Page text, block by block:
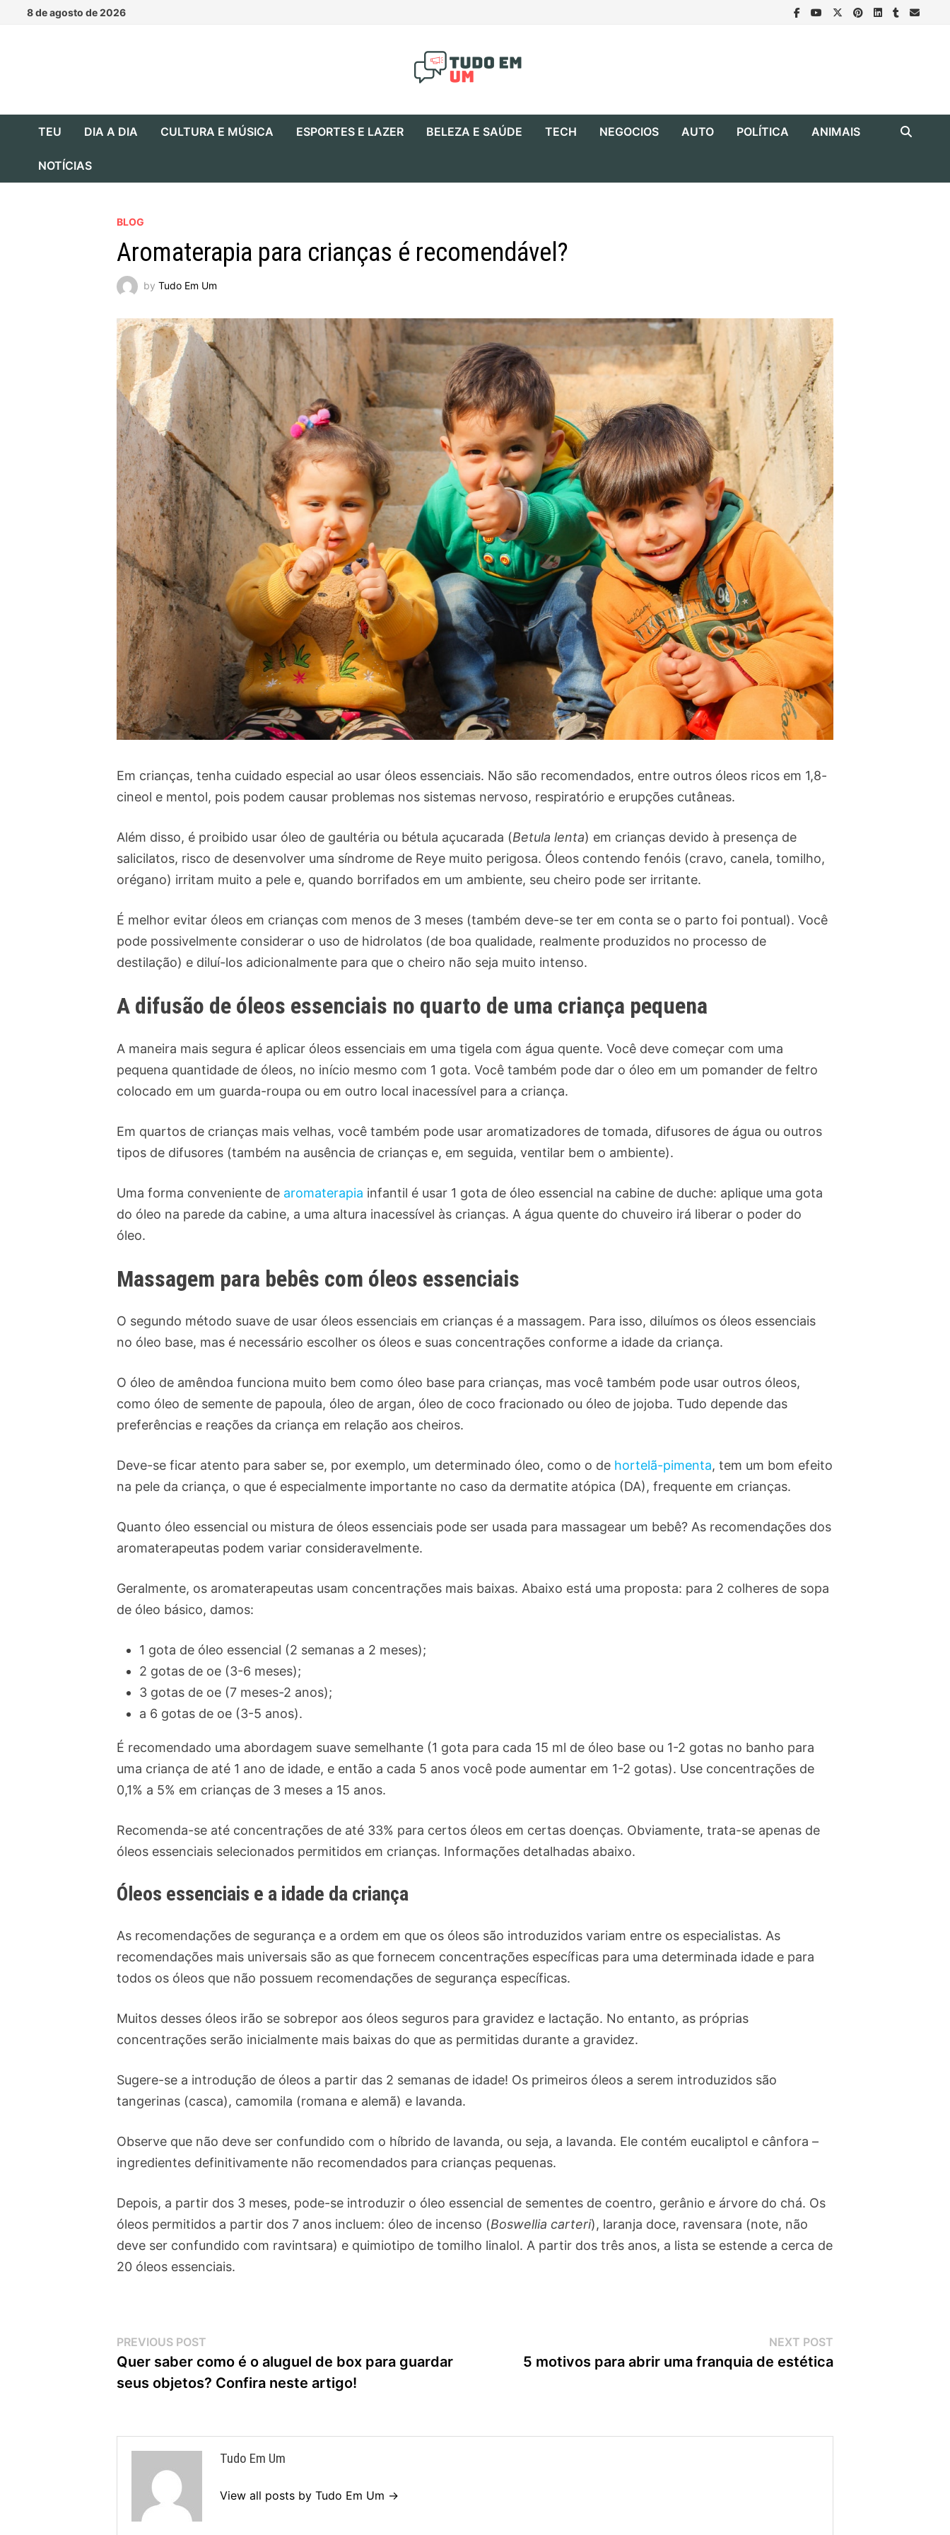
8 de agosto de 2026
TEU DIA A DIA CULTURA E MÚSICA ESPORTES E LAZER BELEZA E SAÚDE TECH NEGOCIOS AUTO POLÍTICA ANIMAIS
NOTÍCIAS
BLOG
Aromaterapia para crianças é recomendável?
byTudo Em Um
Em crianças, tenha cuidado especial ao usar óleos essenciais. Não são recomendados, entre outros óleos ricos em 1,8-
cineol e mentol, pois podem causar problemas nos sistemas nervoso, respiratório e erupções cutâneas.
Além disso, é proibido usar óleo de gaultéria ou bétula açucarada (Betula lenta) em crianças devido à presença de
salicilatos, risco de desenvolver uma síndrome de Reye muito perigosa. Óleos contendo fenóis (cravo, canela, tomilho,
orégano) irritam muito a pele e, quando borrifados em um ambiente, seu cheiro pode ser irritante.
É melhor evitar óleos em crianças com menos de 3 meses (também deve-se ter em conta se o parto foi pontual). Você
pode possivelmente considerar o uso de hidrolatos (de boa qualidade, realmente produzidos no processo de
destilação) e diluí-los adicionalmente para que o cheiro não seja muito intenso.
A difusão de óleos essenciais no quarto de uma criança pequena
A maneira mais segura é aplicar óleos essenciais em uma tigela com água quente. Você deve começar com uma
pequena quantidade de óleos, no início mesmo com 1 gota. Você também pode dar o óleo em um pomander de feltro
colocado em um guarda-roupa ou em outro local inacessível para a criança.
Em quartos de crianças mais velhas, você também pode usar aromatizadores de tomada, difusores de água ou outros
tipos de difusores (também na ausência de crianças e, em seguida, ventilar bem o ambiente).
Uma forma conveniente de aromaterapia infantil é usar 1 gota de óleo essencial na cabine de duche: aplique uma gota
do óleo na parede da cabine, a uma altura inacessível às crianças. A água quente do chuveiro irá liberar o poder do
óleo.
Massagem para bebês com óleos essenciais
O segundo método suave de usar óleos essenciais em crianças é a massagem. Para isso, diluímos os óleos essenciais
no óleo base, mas é necessário escolher os óleos e suas concentrações conforme a idade da criança.
O óleo de amêndoa funciona muito bem como óleo base para crianças, mas você também pode usar outros óleos,
como óleo de semente de papoula, óleo de argan, óleo de coco fracionado ou óleo de jojoba. Tudo depende das
preferências e reações da criança em relação aos cheiros.
Deve-se ficar atento para saber se, por exemplo, um determinado óleo, como o de hortelã-pimenta, tem um bom efeito
na pele da criança, o que é especialmente importante no caso da dermatite atópica (DA), frequente em crianças.
Quanto óleo essencial ou mistura de óleos essenciais pode ser usada para massagear um bebê? As recomendações dos
aromaterapeutas podem variar consideravelmente.
Geralmente, os aromaterapeutas usam concentrações mais baixas. Abaixo está uma proposta: para 2 colheres de sopa
de óleo básico, damos:
1 gota de óleo essencial (2 semanas a 2 meses);
2 gotas de oe (3-6 meses);
3 gotas de oe (7 meses-2 anos);
a 6 gotas de oe (3-5 anos).
É recomendado uma abordagem suave semelhante (1 gota para cada 15 ml de óleo base ou 1-2 gotas no banho para
uma criança de até 1 ano de idade, e então a cada 5 anos você pode aumentar em 1-2 gotas). Use concentrações de
0,1% a 5% em crianças de 3 meses a 15 anos.
Recomenda-se até concentrações de até 33% para certos óleos em certas doenças. Obviamente, trata-se apenas de
óleos essenciais selecionados permitidos em crianças. Informações detalhadas abaixo.
Óleos essenciais e a idade da criança
As recomendações de segurança e a ordem em que os óleos são introduzidos variam entre os especialistas. As
recomendações mais universais são as que fornecem concentrações específicas para uma determinada idade e para
todos os óleos que não possuem recomendações de segurança específicas.
Muitos desses óleos irão se sobrepor aos óleos seguros para gravidez e lactação. No entanto, as próprias
concentrações serão inicialmente mais baixas do que as permitidas durante a gravidez.
Sugere-se a introdução de óleos a partir das 2 semanas de idade! Os primeiros óleos a serem introduzidos são
tangerinas (casca), camomila (romana e alemã) e lavanda.
Observe que não deve ser confundido com o híbrido de lavanda, ou seja, a lavanda. Ele contém eucaliptol e cânfora –
ingredientes definitivamente não recomendados para crianças pequenas.
Depois, a partir dos 3 meses, pode-se introduzir o óleo essencial de sementes de coentro, gerânio e árvore do chá. Os
óleos permitidos a partir dos 7 anos incluem: óleo de incenso (Boswellia carteri), laranja doce, ravensara (note, não
deve ser confundido com ravintsara) e quimiotipo de tomilho linalol. A partir dos três anos, a lista se estende a cerca de
20 óleos essenciais.
Navegação
de
PREVIOUS POST
post:
Quer saber como é o aluguel de box para guardar
seus objetos? Confira neste artigo!
NEXT POSTNext
post:
5 motivos para abrir uma franquia de estética
Tudo Em Um
View all posts by Tudo Em Um →